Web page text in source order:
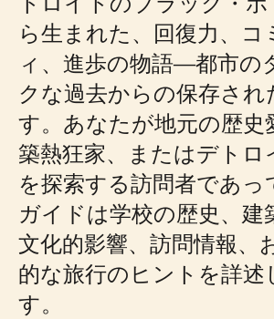
ら生まれた、回復力、コ
ィ、進歩の物語—都市の
クな過去からの保存され
す。あなたが地元の歴史
築熱狂家、またはデトロ
を探索する訪問者であっ
ガイドは学校の歴史、建
文化的影響、訪問情報、
的な旅行のヒントを詳述
す。